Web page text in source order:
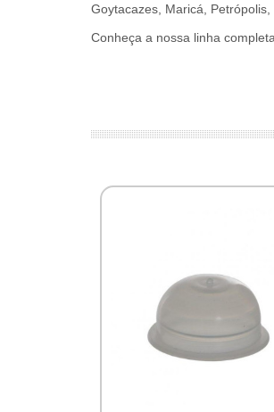
Goytacazes, Maricá,
Conheça a nossa linha